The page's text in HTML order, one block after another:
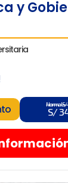
y
Normal
S/